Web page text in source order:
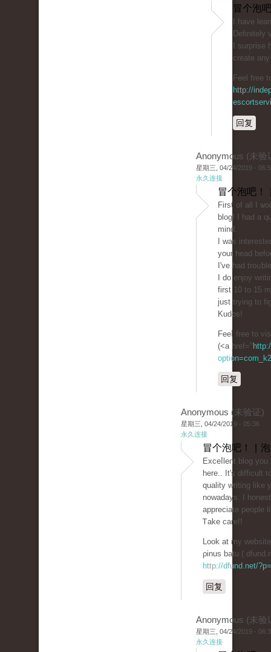
冒个泡
І have
Definitely
I
create
Feel free
http://
回复
Anonymous (未验
星期三, 04/24/2019 -
永久连接
冒个泡吧！
First of all I
blog! I had a
mind.
I was
your head
I've had
I do enjoy
first 10 to 15
just trying to
Kudos!
Feеⅼ free to
(<a href="
回复
Anonymous (未验证)
星期三, 04/24/2019 - 05:36
永久连接
冒个泡吧！ |
Exceⅼlent blog you
here.. It's difficult
quality writing like
nowadayѕ. I
apprеciate рeoplе
Ꭲаke care!!
Look at my
ρinus batu (
http://dfund.net/
回复
Anonymous (未验
星期三, 04/24/2019 -
永久连接